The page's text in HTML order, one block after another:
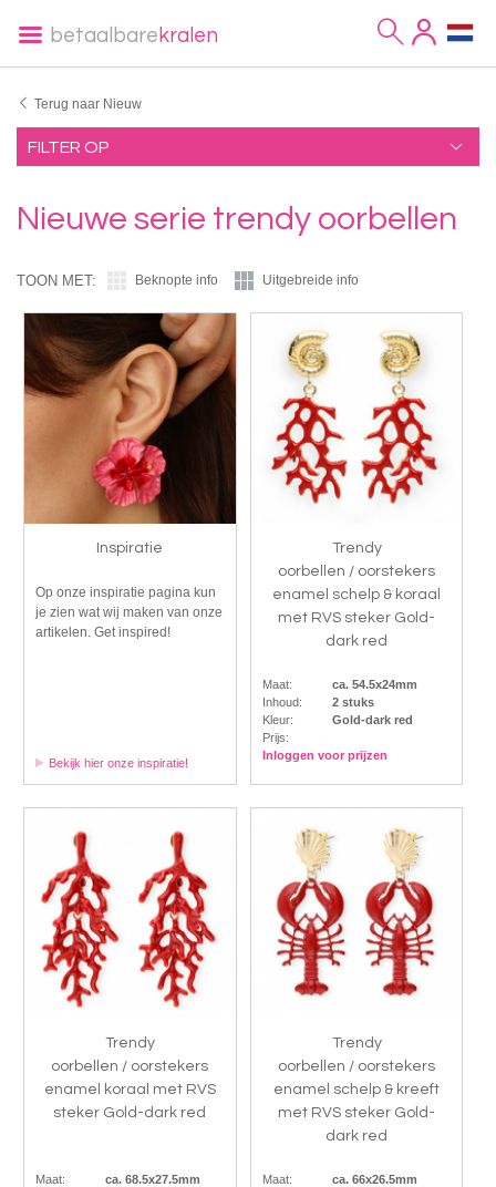
betaalbare kralen
Terug naar Nieuw
FILTER OP
Nieuwe serie trendy oorbellen
TOON MET: Beknopte info Uitgebreide info
Inspiratie
Op onze inspiratie pagina kun
je zien wat wij maken van onze
artikelen. Get inspired!
Bekijk hier onze inspiratie!
Trendy
oorbellen / oorstekers
enamel schelp & koraal
met RVS steker Gold-
dark red
Maat:
ca. 54.5x24mm
Inhoud:
2 stuks
Kleur:
Gold-dark red
Prijs:
Inloggen voor prijzen
Trendy
oorbellen / oorstekers
enamel koraal met RVS
steker Gold-dark red
Maat:
ca. 68.5x27.5mm
Trendy
oorbellen / oorstekers
enamel schelp & kreeft
met RVS steker Gold-
dark red
Maat:
ca. 66x26.5mm